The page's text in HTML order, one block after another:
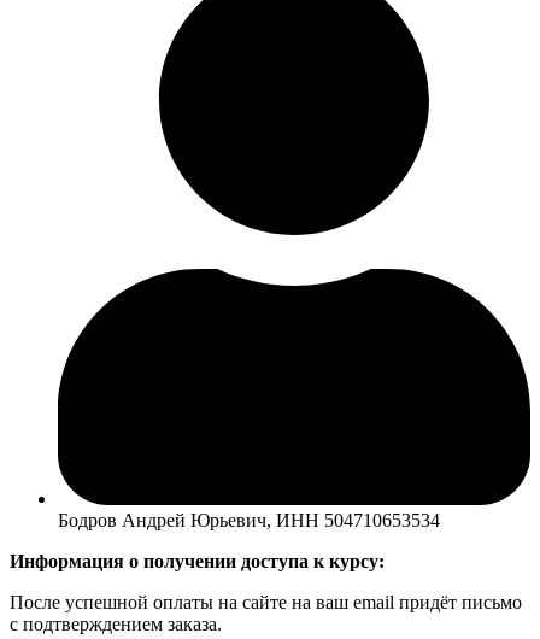
Бодров Андрей Юрьевич, ИНН 504710653534
Информация о получении доступа к курсу:
После успешной оплаты на сайте на ваш email придёт письмо
с подтверждением заказа.